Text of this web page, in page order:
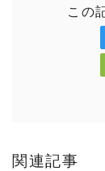
この
関連記事